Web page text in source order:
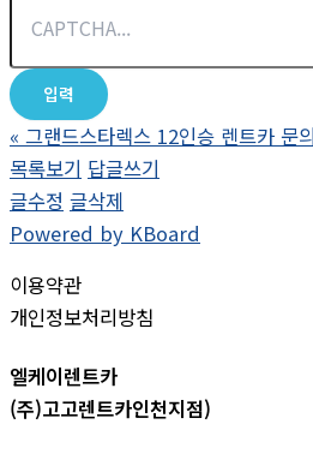
« 그랜드스타렉스 12인승 렌트카 문
목록보기 답글쓰기
글수정 글삭제
Powered by KBoard
이용약관
개인정보처리방침
엘케이렌트카
(주)고고렌트카인천지점)